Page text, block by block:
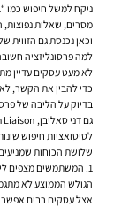
ניקח למשל חיפוש כמו
מסרים, שאלות נפוצות,
וכאן נכנסת גם הזווית
למה פרסונליזציה
לא מעט עסקים עדיין
כדי להבין את הקשר, לא
בדיוק על הליבה של
לסיטואציות חיפוש
שלושת הכוחות
1. המשתמשים מצפים ליותר דיוק
הגולש הממוצע לא
אצל עסקים רבים אפשר